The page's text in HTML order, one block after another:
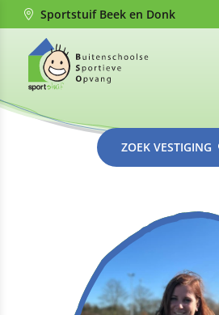
Sportstuif Beek en Donk
ZOEK VESTIGING